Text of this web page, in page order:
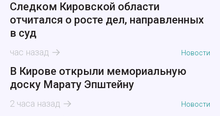
Следком Кировской области
отчитался о росте дел, направленных
в суд
час назад Новости
В Кирове открыли мемориальную
доску Марату Эпштейну
2 часа назад Новости